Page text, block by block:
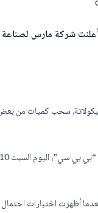
شركة مارس لصناعة
سحب كميات من بعض
أظهرت اختبارات احتمال